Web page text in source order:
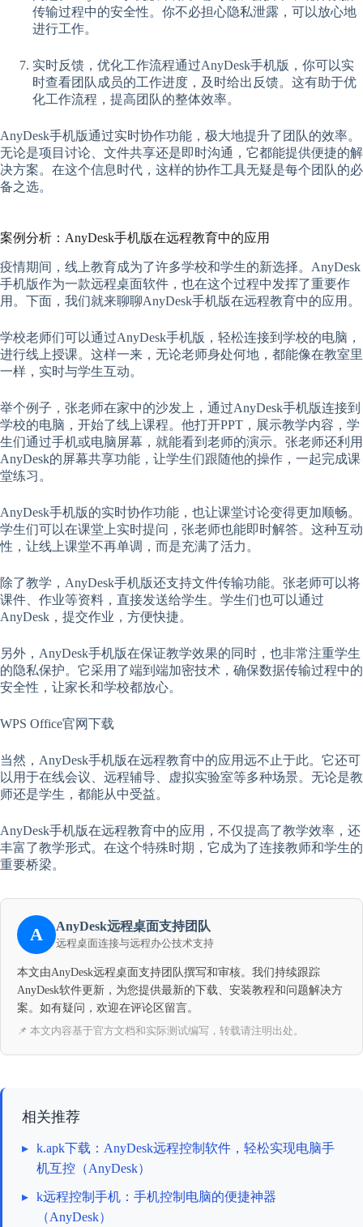
传输过程中的安全性。你不必担心隐私泄露，可以放心地
进行工作。
实时反馈，优化工作流程通过AnyDesk手机版，你可以实
时查看团队成员的工作进度，及时给出反馈。这有助于优
化工作流程，提高团队的整体效率。
AnyDesk手机版通过实时协作功能，极大地提升了团队的效率。
无论是项目讨论、文件共享还是即时沟通，它都能提供便捷的解
决方案。在这个信息时代，这样的协作工具无疑是每个团队的必
备之选。
案例分析：AnyDesk手机版在远程教育中的应用
疫情期间，线上教育成为了许多学校和学生的新选择。AnyDesk
手机版作为一款远程桌面软件，也在这个过程中发挥了重要作
用。下面，我们就来聊聊AnyDesk手机版在远程教育中的应用。
学校老师们可以通过AnyDesk手机版，轻松连接到学校的电脑，
进行线上授课。这样一来，无论老师身处何地，都能像在教室里
一样，实时与学生互动。
举个例子，张老师在家中的沙发上，通过AnyDesk手机版连接到
学校的电脑，开始了线上课程。他打开PPT，展示教学内容，学
生们通过手机或电脑屏幕，就能看到老师的演示。张老师还利用
AnyDesk的屏幕共享功能，让学生们跟随他的操作，一起完成课
堂练习。
AnyDesk手机版的实时协作功能，也让课堂讨论变得更加顺畅。
学生们可以在课堂上实时提问，张老师也能即时解答。这种互动
性，让线上课堂不再单调，而是充满了活力。
除了教学，AnyDesk手机版还支持文件传输功能。张老师可以将
课件、作业等资料，直接发送给学生。学生们也可以通过
AnyDesk，提交作业，方便快捷。
另外，AnyDesk手机版在保证教学效果的同时，也非常注重学生
的隐私保护。它采用了端到端加密技术，确保数据传输过程中的
安全性，让家长和学校都放心。
WPS Office官网下载
当然，AnyDesk手机版在远程教育中的应用远不止于此。它还可
以用于在线会议、远程辅导、虚拟实验室等多种场景。无论是教
师还是学生，都能从中受益。
AnyDesk手机版在远程教育中的应用，不仅提高了教学效率，还
丰富了教学形式。在这个特殊时期，它成为了连接教师和学生的
重要桥梁。
A AnyDesk远程桌面支持团队
远程桌面连接与远程办公技术支持
本文由AnyDesk远程桌面支持团队撰写和审核。我们持续跟踪
AnyDesk软件更新，为您提供最新的下载、安装教程和问题解决方
案。如有疑问，欢迎在评论区留言。
📌 本文内容基于官方文档和实际测试编写，转载请注明出处。
相关推荐
▸ k.apk下载：AnyDesk远程控制软件，轻松实现电脑手
机互控（AnyDesk）
▸ k远程控制手机：手机控制电脑的便捷神器
（AnyDesk）